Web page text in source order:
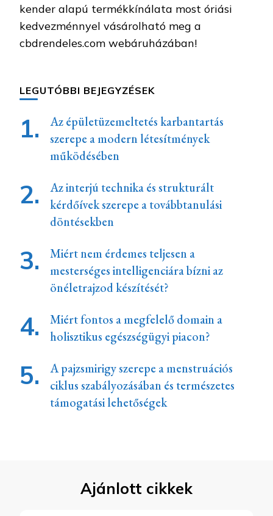
kender alapú termékkínálata most óriási
kedvezménnyel vásárolható meg a
cbdrendeles.com webáruházában!
LEGUTÓBBI BEJEGYZÉSEK
Az épületüzemeltetés karbantartás
szerepe a modern létesítmények
működésében
Az interjú technika és strukturált
kérdőívek szerepe a továbbtanulási
döntésekben
Miért nem érdemes teljesen a
mesterséges intelligenciára bízni az
önéletrajzod készítését?
Miért fontos a megfelelő domain a
holisztikus egészségügyi piacon?
A pajzsmirigy szerepe a menstruációs
ciklus szabályozásában és természetes
támogatási lehetőségek
Ajánlott cikkek